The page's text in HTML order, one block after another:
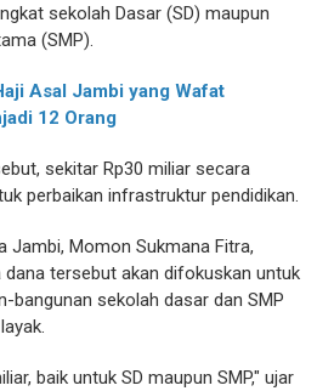
sekolah Dasar (SD) maupun
(SMP).
Asal Jambi yang Wafat
12 Orang
sekitar Rp30 miliar secara
perbaikan infrastruktur pendidikan.
Jambi, Momon Sukmana Fitra,
dana tersebut akan difokuskan untuk
bangunan sekolah dasar dan SMP
baik untuk SD maupun SMP," ujar